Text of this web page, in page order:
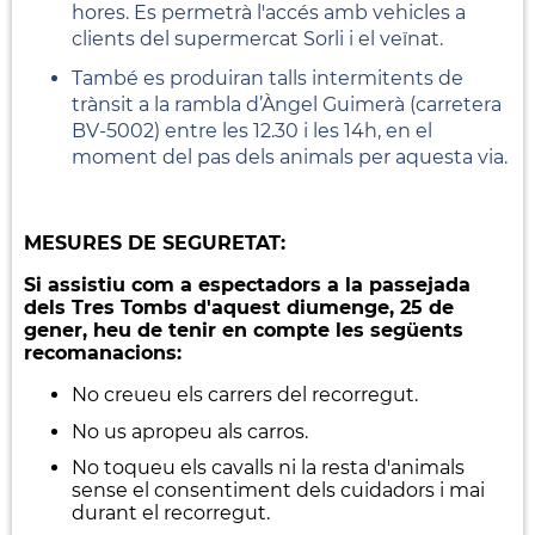
hores. Es permetrà l'accés amb vehicles a
clients del supermercat Sorli i el veïnat.
També es produiran talls intermitents de
trànsit a la rambla d’Àngel Guimerà (carretera
BV-5002) entre les 12.30 i les 14h, en el
moment del pas dels animals per aquesta via.
MESURES DE SEGURETAT:
Si assistiu com a espectadors a la passejada
dels Tres Tombs d'aquest diumenge, 25 de
gener, heu de tenir en compte les següents
recomanacions:
No creueu els carrers del recorregut.
No us apropeu als carros.
No toqueu els cavalls ni la resta d'animals
sense el consentiment dels cuidadors i mai
durant el recorregut.